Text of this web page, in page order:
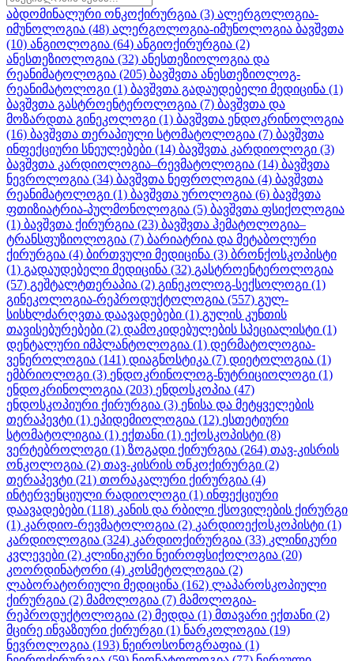
აბდომინალური ონკოქირურგია (3) ალერგოლოგია-
იმუნოლოგია (48) ალერგოლოგია-იმუნოლოგია ბავშვთა
(10) ანგიოლოგია (64) ანგიოქირურგია (2)
ანესთეზიოლოგია (32) ანესთეზიოლოგია და
რეანიმატოლოგია (205) ბავშვთა ანესთეზიოლოგ-
რეანიმატოლოგი (1) ბავშვთა გადაუდებელი მედიცინა (1)
ბავშვთა გასტროენტეროლოგია (7) ბავშვთა და
მოზარდთა გინეკოლოგი (1) ბავშვთა ენდოკრინოლოგია
(16) ბავშვთა თერაპიული სტომატოლოგია (7) ბავშვთა
ინფექციური სნეულებები (14) ბავშვთა კარდიოლოგი (3)
ბავშვთა კარდიოლოგია–რევმატოლოგია (14) ბავშვთა
ნევროლოგია (34) ბავშვთა ნეფროლოგია (4) ბავშვთა
რეანიმატოლოგი (1) ბავშვთა უროლოგია (6) ბავშვთა
ფთიზიატრია-პულმონოლოგია (5) ბავშვთა ფსიქოლოგია
(1) ბავშვთა ქირურგია (23) ბავშვთა ჰემატოლოგია–
ტრანსფუზიოლოგია (7) ბარიატრია და მეტაბოლური
ქირურგია (4) ბირთვული მედიცინა (3) ბრონქოსკოპისტი
(1) გადაუდებელი მედიცინა (32) გასტროენტეროლოგია
(57) გეშტალტთერაპია (2) გინეკოლოგ-სექსოლოგი (1)
გინეკოლოგია-რეპროდუქტოლოგია (557) გულ-
სისხლძარღვთა დაავადებები (1) გულის კუნთის
თავისებურებები (2) დამოკიდებულების სპეციალისტი (1)
დენტალური იმპლანტოლოგია (1) დერმატოლოგია-
ვენეროლოგია (141) დიაგნოსტიკა (7) დიეტოლოგია (1)
ემბრიოლოგი (3) ენდოკრინოლოგ-ნუტრიციოლოგი (1)
ენდოკრინოლოგია (203) ენდოსკოპია (47)
ენდოსკოპიური ქირურგია (3) ენისა და მეტყველების
თერაპევტი (1) ეპიდემიოლოგია (12) ესთეტიური
სტომატოლიგია (1) ექთანი (1) ექოსკოპისტი (8)
ვერტებროლოგი (1) ზოგადი ქირურგია (264) თავ-კისრის
ონკოლოგია (2) თავ-კისრის ონკოქირურგი (2)
თერაპევტი (21) თორაკალური ქირურგია (4)
ინტერვენციული რადიოლოგი (1) ინფექციური
დაავადებები (118) კანის და რბილი ქსოვილების ქირურგი
(1) კარდიო-რევმატოლოგია (2) კარდიოექოსკოპისტი (1)
კარდიოლოგია (324) კარდიოქირურგია (33) კლინიკური
კვლევები (2) კლინიკური ნეიროფსიქოლოგია (20)
კოორდინატორი (4) კოსმეტოლოგია (2)
ლაბორატორიული მედიცინა (162) ლაპაროსკოპიული
ქირურგია (2) მამოლოგია (7) მამოლოგია-
რეპროდუქტოლოგია (2) მედდა (1) მთავარი ექთანი (2)
მცირე ინვაზიური ქირურგი (1) ნარკოლოგია (19)
ნევროლოგია (193) ნეიროსონოგრაფია (1)